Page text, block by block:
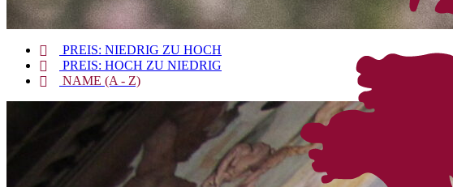
PREIS: NIEDRIG ZU HOCH
PREIS: HOCH ZU NIEDRIG
NAME (A - Z)